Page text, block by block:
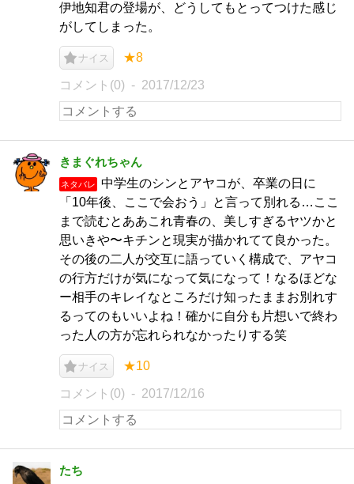
伊地知君の登場が、どうしてもとってつけた感じ
がしてしまった。
ナイス ★8
コメント(0) 2017/12/23
きまぐれちゃん
ネタバレ
中学生のシンとアヤコが、卒業の日に
「10年後、ここで会おう」と言って別れる…ここ
まで読むとああこれ青春の、美しすぎるヤツかと
思いきや〜キチンと現実が描かれてて良かった。
その後の二人が交互に語っていく構成で、アヤコ
の行方だけが気になって気になって！なるほどな
ー相手のキレイなところだけ知ったままお別れす
るってのもいいよね！確かに自分も片想いで終わ
った人の方が忘れられなかったりする笑
ナイス ★10
コメント(0) 2017/12/16
たち